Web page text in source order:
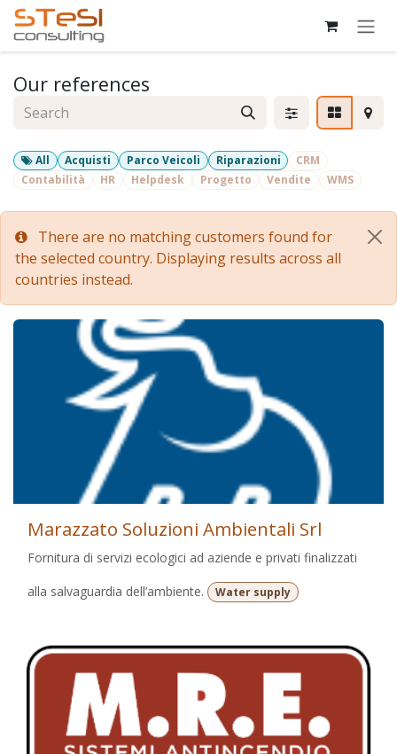
Skip to Content
Our references
All Acquisti Parco Veicoli Riparazioni
CRM
Contabilità
HR Helpdesk Progetto Vendite WMS
There are no matching customers found for
the selected country. Displaying results across all
countries instead.
Marazzato Soluzioni Ambientali Srl
Fornitura di servizi ecologici ad aziende e privati finalizzati
alla salvaguardia dell’ambiente.
Water supply